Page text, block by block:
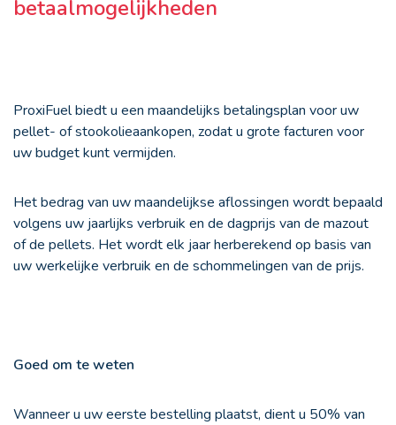
betaalmogelijkheden
ProxiFuel biedt u een maandelijks betalingsplan voor uw
pellet- of stookolieaankopen, zodat u grote facturen voor
uw budget kunt vermijden.
Het bedrag van uw maandelijkse aflossingen wordt bepaald
volgens uw jaarlijks verbruik en de dagprijs van de mazout
of de pellets. Het wordt elk jaar herberekend op basis van
uw werkelijke verbruik en de schommelingen van de prijs.
Goed om te weten
Wanneer u uw eerste bestelling plaatst, dient u 50% van